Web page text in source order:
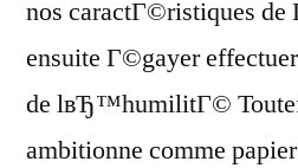
nos caractГ©ristiques de
ensuite Г©gayer
de lвЂ™humilitГ©
ambitionne comme